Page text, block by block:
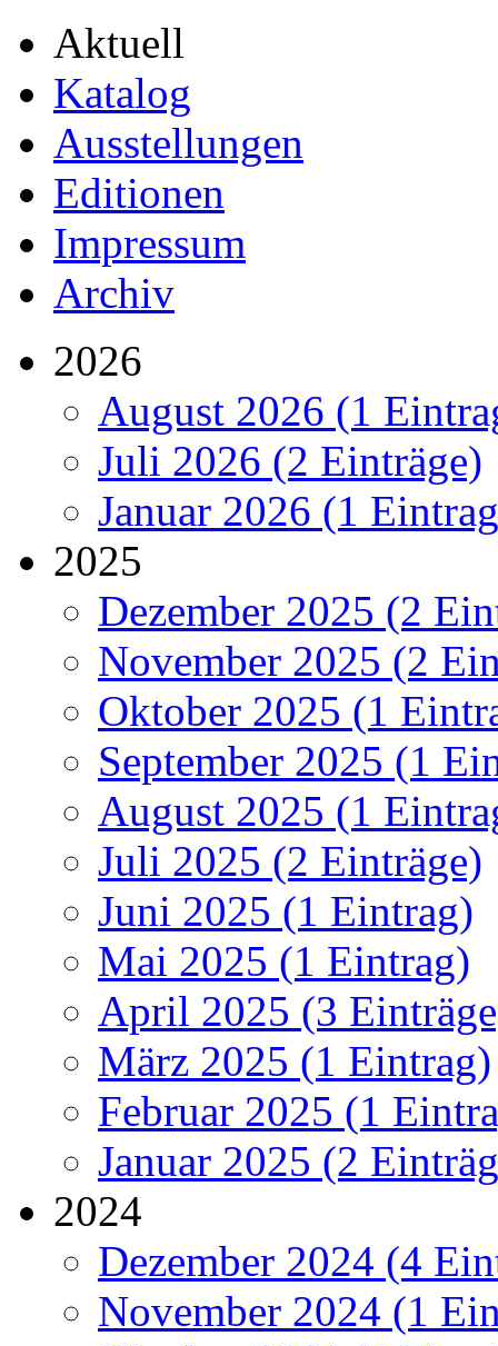
Aktuell
Katalog
Ausstellungen
Editionen
Impressum
Archiv
2026
August 2026 (1
Juli 2026 (2 Einträge)
Januar 2026 (1
2025
Dezember 2025 (2
November 2025 (2
Oktober 2025 (1
September 2025 (1
August 2025 (1
Juli 2025 (2 Einträge)
Juni 2025 (1 Eintrag)
Mai 2025 (1 Eintrag)
April 2025 (3
März 2025 (1 Eintrag)
Februar 2025 (1
Januar 2025 (2
2024
Dezember 2024 (4
November 2024 (1